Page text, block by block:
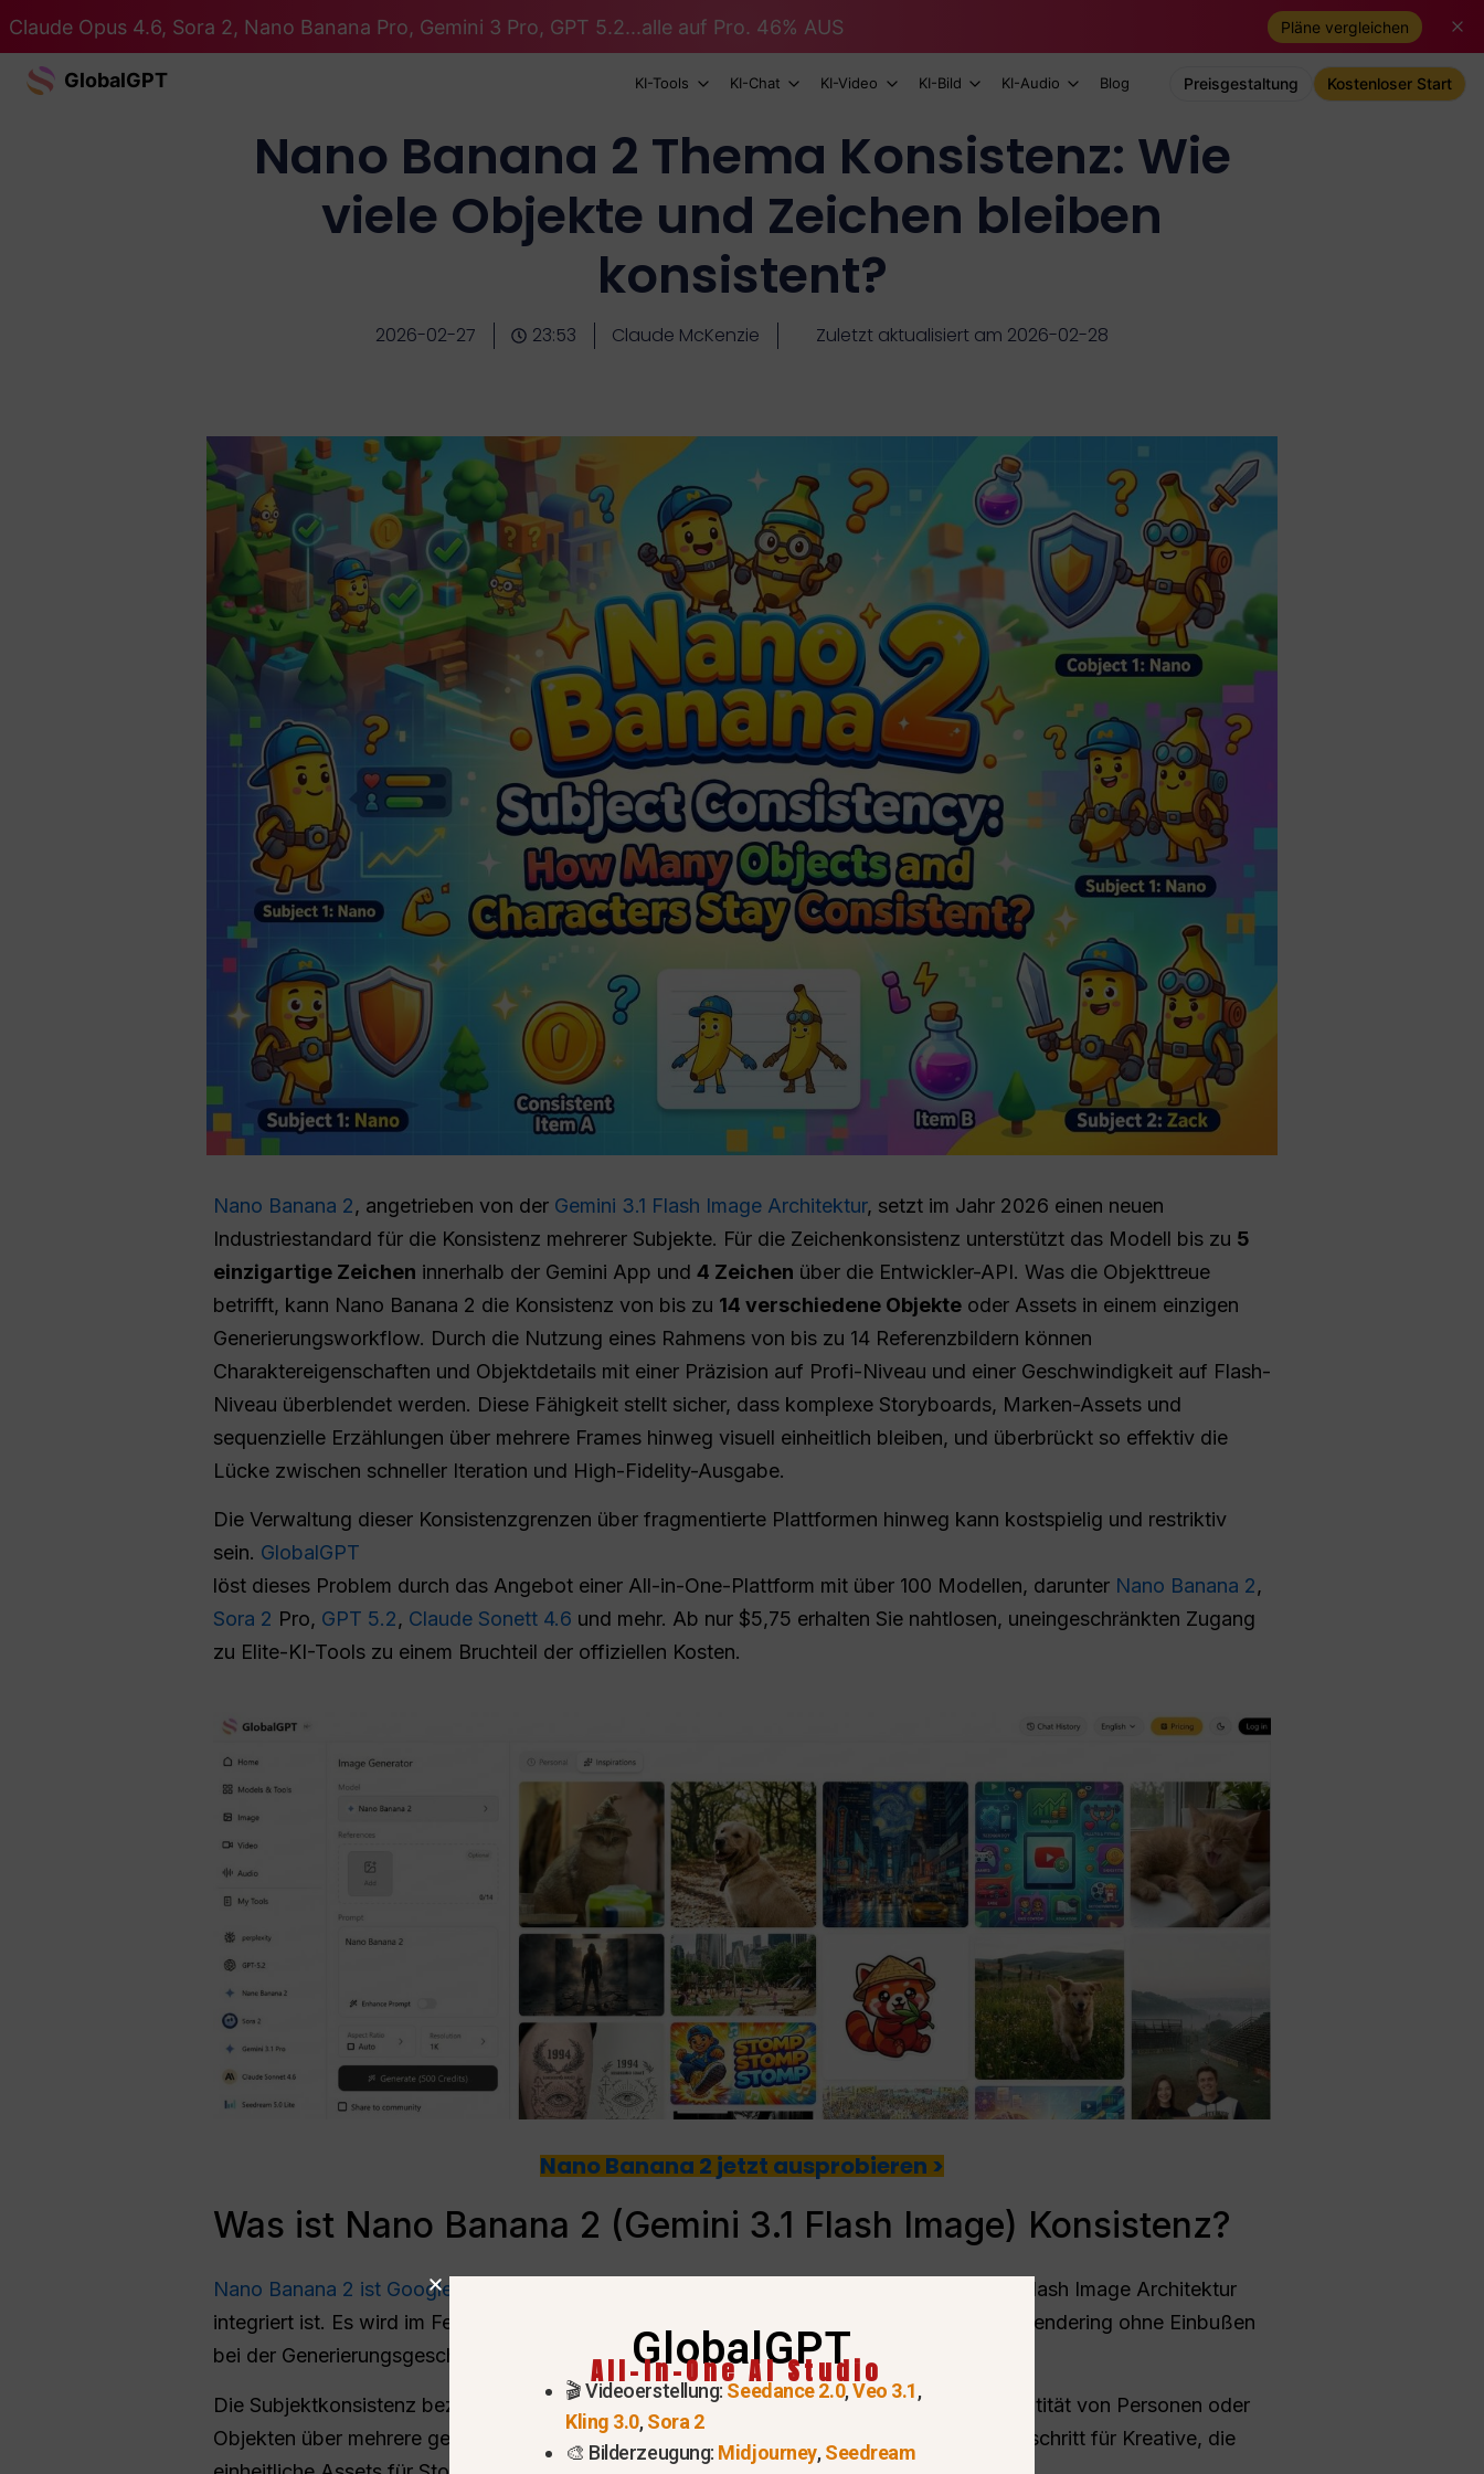
Claude Opus 4.6, Sora 2, Nano Banana Pro, Gemini 3 Pro, GPT 5.2...alle auf Pro. 46% AUS Pläne vergleichen
GlobalGPT KI-Tools KI-Chat KI-Video KI-Bild KI-Audio Blog Preisgestaltung Kostenloser Start
Nano Banana 2 Thema Konsistenz: Wie
viele Objekte und Zeichen bleiben
konsistent?
2026-02-27 23:53 Claude McKenzie Zuletzt aktualisiert am 2026-02-28
Nano Banana 2, angetrieben von der Gemini 3.1 Flash Image Architektur, setzt im Jahr 2026 einen neuen
Industriestandard für die Konsistenz mehrerer Subjekte. Für die Zeichenkonsistenz unterstützt das Modell bis zu 5
einzigartige Zeichen innerhalb der Gemini App und 4 Zeichen über die Entwickler-API. Was die Objekttreue
betrifft, kann Nano Banana 2 die Konsistenz von bis zu 14 verschiedene Objekte oder Assets in einem einzigen
Generierungsworkflow. Durch die Nutzung eines Rahmens von bis zu 14 Referenzbildern können
Charaktereigenschaften und Objektdetails mit einer Präzision auf Profi-Niveau und einer Geschwindigkeit auf Flash-
Niveau überblendet werden. Diese Fähigkeit stellt sicher, dass komplexe Storyboards, Marken-Assets und
sequenzielle Erzählungen über mehrere Frames hinweg visuell einheitlich bleiben, und überbrückt so effektiv die
Lücke zwischen schneller Iteration und High-Fidelity-Ausgabe.
Die Verwaltung dieser Konsistenzgrenzen über fragmentierte Plattformen hinweg kann kostspielig und restriktiv
sein. GlobalGPT
löst dieses Problem durch das Angebot einer All-in-One-Plattform mit über 100 Modellen, darunter Nano Banana 2,
Sora 2 Pro, GPT 5.2, Claude Sonett 4.6 und mehr. Ab nur $5,75 erhalten Sie nahtlosen, uneingeschränkten Zugang
zu Elite-KI-Tools zu einem Bruchteil der offiziellen Kosten.
Nano Banana 2 jetzt ausprobieren >
Was ist Nano Banana 2 (Gemini 3.1 Flash Image) Konsistenz?
Nano Banana 2 ist Googles neuestes Modell zur Bilderzeugung
, die tief in die Gemini 3.1 Flash Image Architektur
integriert ist. Es wird im Februar 2026 veröffentlicht und soll hochpräzises Multi-Subjekt-Rendering ohne Einbußen
bei der Generierungsgeschwindigkeit ermöglichen.
Die Subjektkonsistenz bezieht sich auf die Fähigkeit des Modells, die genaue visuelle Identität von Personen oder
Objekten über mehrere generierte Frames hinweg beizubehalten. Dies ist ein enormer Fortschritt für Kreative, die
GlobalGPT
All-In-One AI Studio
🎬 Videoerstellung: Seedance 2.0,Veo 3.1,
Kling 3.0,Sora 2
🎨 Bilderzeugung: Midjourney,Seedream